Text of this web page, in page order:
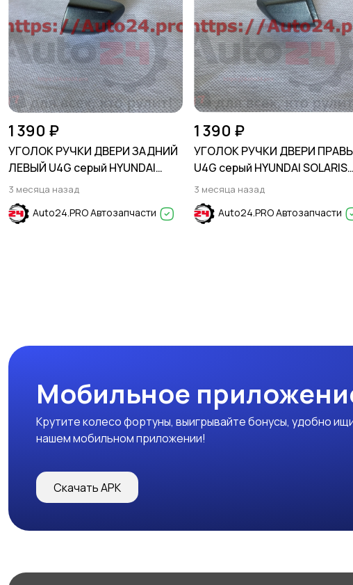
1 390 ₽
УГОЛОК РУЧКИ ДВЕРИ ЗАДНИЙ
ЛЕВЫЙ U4G серый HYUNDAI
SOLARIS 2017-2024
3 месяца назад
Auto24.PRO Автозапчасти
1 390 ₽
УГОЛОК РУЧКИ ДВЕРИ
U4G серый HYUNDAI SOLARIS
2017-2024
3 месяца назад
Auto24.PRO Автозапчасти
Мобильное
Крутите колесо фортуны, выигрывайте бонусы, удобно
нашем мобильном приложении!
Скачать APK